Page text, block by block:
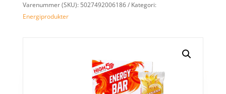
Varenummer (SKU): 5027492006186
Kategori:
Energiprodukter